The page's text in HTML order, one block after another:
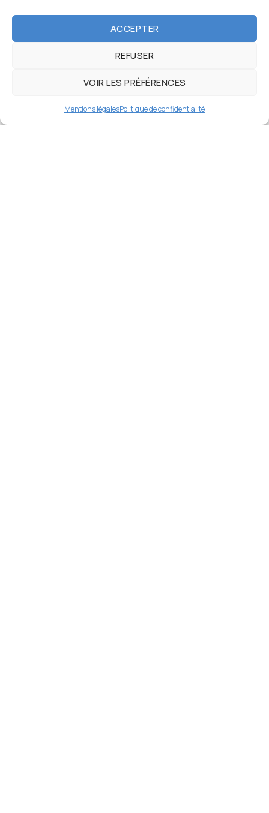
ACCEPTER
REFUSER
VOIR LES PRÉFÉRENCES
Mentions légalesPolitique de confidentialité